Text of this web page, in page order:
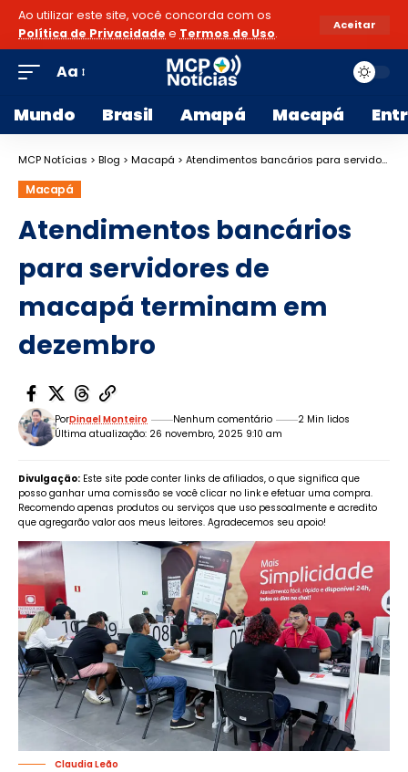
Ao utilizar este site, você concorda com os
Política de Privacidade e Termos de Uso.
Aceitar
Aa
Mundo Brasil Amapá Macapá
MCP Notícias > Blog > Macapá > Atendimentos bancários para servidores de macapá terminam em dezembro
Macapá
Atendimentos bancários
para servidores de
macapá terminam em
dezembro
Última atualização: 26 novembro, 2025 9:10 am
PorDinael Monteiro Nenhum comentário 2 Min lidos
Divulgação: Este site pode conter links de afiliados, o que significa que
posso ganhar uma comissão se você clicar no link e efetuar uma compra.
Recomendo apenas produtos ou serviços que uso pessoalmente e acredito
que agregarão valor aos meus leitores. Agradecemos seu apoio!
Claudia Leão